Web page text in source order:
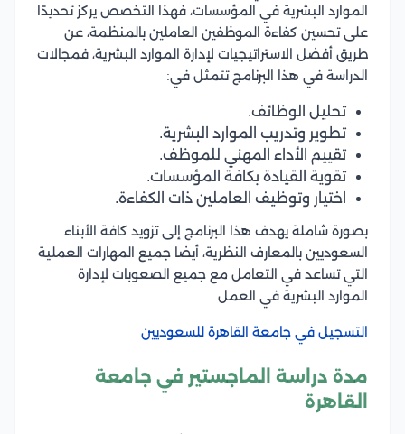
الموارد البشرية في المؤسسات، فهذا التخصص يركز تحديدًا
على تحسين كفاءة الموظفين العاملين بالمنظمة، عن
طريق أفضل الاستراتيجيات لإدارة الموارد البشرية، فمجالات
الدراسة في هذا البرنامج تتمثل في:
تحليل الوظائف.
تطوير وتدريب الموارد البشرية.
تقييم الأداء المهني للموظف.
تقوية القيادة بكافة المؤسسات.
اختيار وتوظيف العاملين ذات الكفاءة.
بصورة شاملة يهدف هذا البرنامج إلى تزويد كافة الأبناء
السعوديين بالمعارف النظرية، أيضا جميع المهارات العملية
التي تساعد في التعامل مع جميع الصعوبات لإدارة
الموارد البشرية في العمل.
التسجيل في جامعة القاهرة للسعوديين
مدة دراسة الماجستير في جامعة
القاهرة